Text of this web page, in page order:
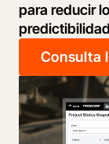
para reducir
Consulta